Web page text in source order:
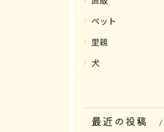
ペット
里親
犬
最近の投稿